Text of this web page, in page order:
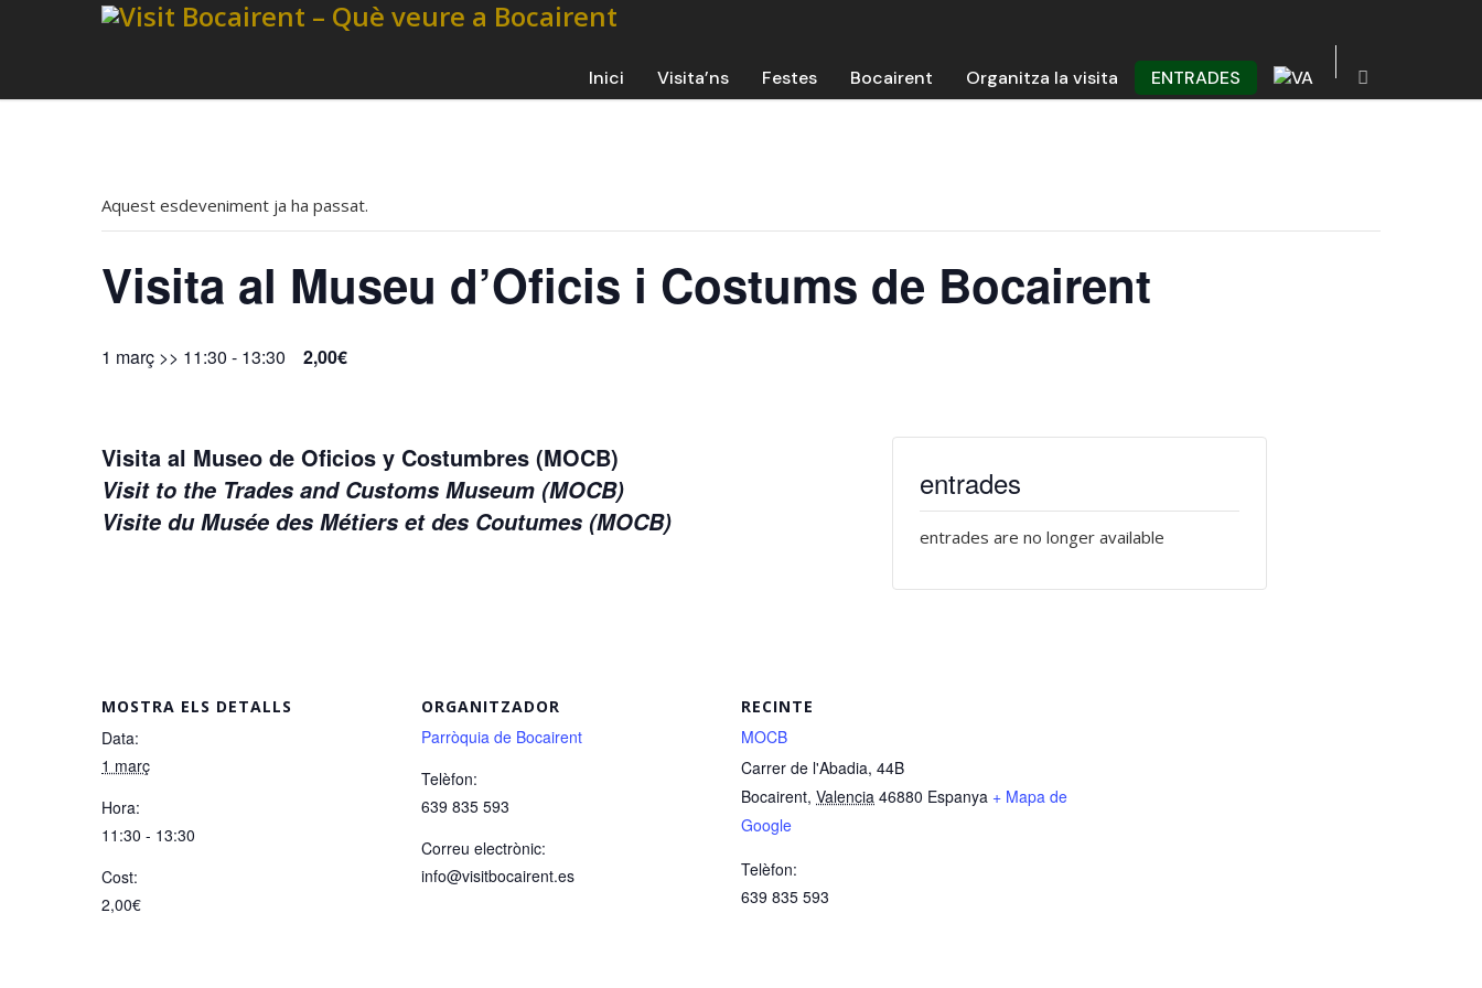
Inici Visita’ns Festes Bocairent Organitza la visita ENTRADES
Aquest esdeveniment ja ha passat.
Visita al Museu d’Oficis i Costums de Bocairent
1 març >> 11:30 - 13:30 2,00€
Visita al Museo de Oficios y Costumbres (MOCB)
Visit to the Trades and Customs Museum (MOCB)
Visite du Musée des Métiers et des Coutumes (MOCB)
MOSTRA ELS DETALLS
Data:
1 març
Hora:
11:30 - 13:30
Cost:
2,00€
ORGANITZADOR
Parròquia de Bocairent
Telèfon:
639 835 593
Correu electrònic:
info@visitbocairent.es
RECINTE
MOCB
Carrer de l'Abadia, 44B
Bocairent, Valencia 46880 Espanya + Mapa de
Google
Telèfon:
639 835 593
entrades
entrades are no longer available